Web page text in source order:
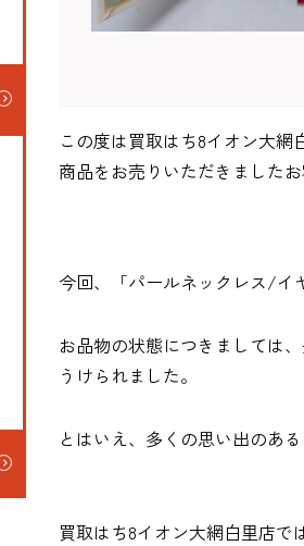
この度は買取はち8イオン大網
商品をお売りいただきました
今回、「パールネックレス/イ
お品物の状態につきましては
うけられました。
とはいえ、多くの思い出のあ
買取はち8イオン大網白里店で